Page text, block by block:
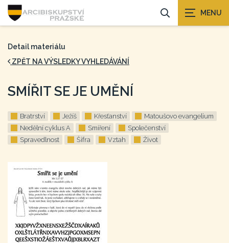
Detail materiálu
ZPĚT NA VÝSLEDKY VYHLEDÁVÁNÍ
SMÍŘIT SE JE UMĚNÍ
Bratrství Ježíš Křesťanství
Matoušovo evangelium
Nedělní cyklus A
Smíření
Společenství
Spravedlnost
Šifra Vztah Život